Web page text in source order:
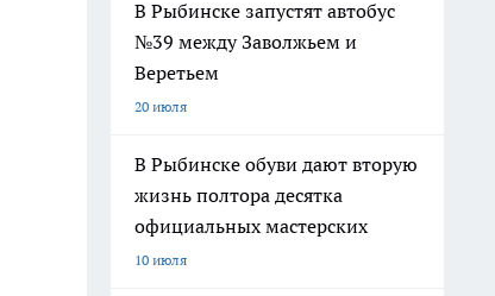
В Рыбинске запустят автобус
№39 между Заволжьем и
Веретьем
20 июля
В Рыбинске обуви дают вторую
жизнь полтора десятка
официальных мастерских
10 июля